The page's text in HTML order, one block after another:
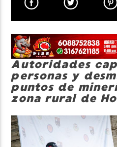
Neiva Estereo
Autoridades
personas y
puntos de
zona rural de